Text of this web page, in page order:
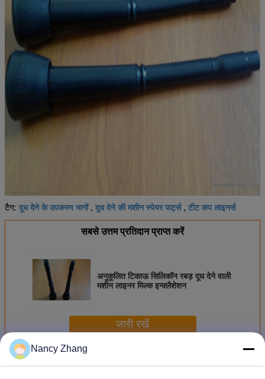
टैग: दूध देने के उपकरण भागों, दूध देने की मशीन स्पेयर पार्ट्स, टीट कप लाइनर्स
सबसे उत्तम प्रतिदान प्राप्त करें
अनुकूलित टिकाऊ सिलिकॉन रबड़ दूध देने वाली
मशीन लाइनर मिल्क इन्फ़्लैशेशन
जारी रखें
अधिक दूध देने वाली मशीन के भाग
Nancy Zhang